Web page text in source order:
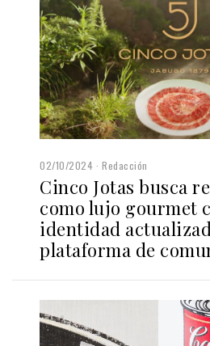
02/10/2024 Redacción
Cinco Jotas busca
como lujo gourmet
identidad
plataforma de